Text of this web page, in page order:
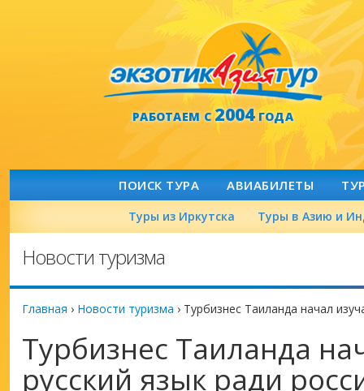
РАБОТАЕМ С2004ГОДА
ПОИСК ТУРА АВИАБИЛЕТЫ
Туры из Иркутска Туры в Азию и
Новости туризма
Главная › Новости туризма › Турбизнес Таиланда начал
Турбизнес Таиланда
русский язык ради